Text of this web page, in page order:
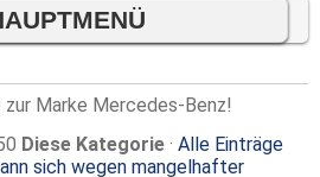
Marke Mercedes-Benz!
Diese Kategorie · Alle Einträge